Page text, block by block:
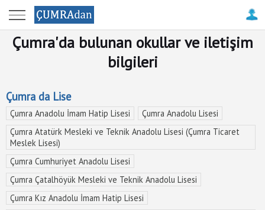
Anasayfa
Çumra
Çatalhöyük
Antik
Kenti
Rehberi
Resimler
Çumra'da bulunan okullar ve iletişim
bilgileri
Çumra da Lise
Çumra Anadolu İmam Hatip Lisesi
Çumra Anadolu Lisesi
Çumra Atatürk Mesleki ve Teknik Anadolu Lisesi (Çumra Ticaret
Meslek Lisesi)
Çumra Cumhuriyet Anadolu Lisesi
Çumra Çatalhöyük Mesleki ve Teknik Anadolu Lisesi
Çumra Kız Anadolu İmam Hatip Lisesi